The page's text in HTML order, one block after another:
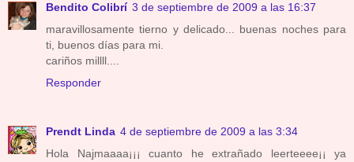
Bendito Colibrí 3 de septiembre de 2009 a las 16:37
maravillosamente tierno y delicado... buenas noches para
ti, buenos días para mi.
cariños millll....
Responder
Prendt Linda 4 de septiembre de 2009 a las 3:34
Hola Najmaaaa¡¡¡ cuanto he extrañado leerteeee¡¡ ya